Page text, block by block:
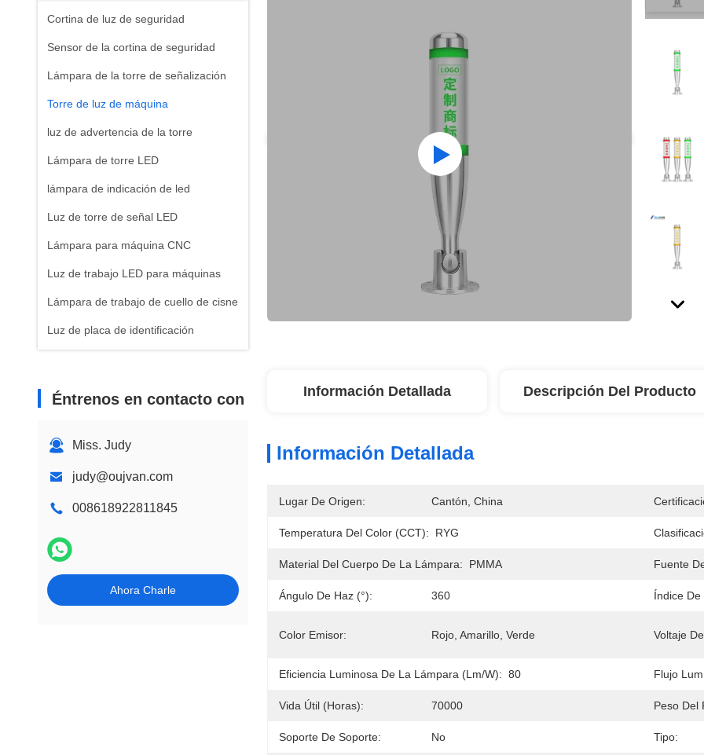
Cortina de luz de seguridad
Sensor de la cortina de seguridad
Lámpara de la torre de señalización
Torre de luz de máquina
luz de advertencia de la torre
Lámpara de torre LED
lámpara de indicación de led
Luz de torre de señal LED
Lámpara para máquina CNC
Luz de trabajo LED para máquinas
Lámpara de trabajo de cuello de cisne
Luz de placa de identificación
Éntrenos en contacto con
Miss. Judy
judy@oujvan.com
008618922811845
Ahora Charle
Información Detallada Descripción Del Producto
Información Detallada
Lugar De Origen: Cantón, China
Temperatura Del Color (CCT): RYG
Material Del Cuerpo De La Lámpara: PMMA Fuente
Ángulo De Haz (°): 360 Índice
Color Emisor: Rojo, Amarillo, Verde Voltaje
Eficiencia Luminosa De La Lámpara (lm/w): 80 Flujo
Vida Útil (horas): 70000 Peso Del
Soporte De Soporte: No Tipo: